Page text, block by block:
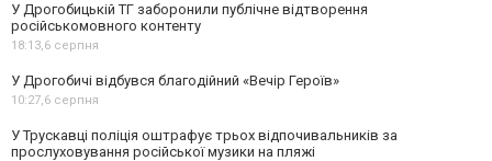
У Дрогобицькій ТГ заборонили публічне відтворення
російськомовного контенту
18:13,6 серпня
У Дрогобичі відбувся благодійний «Вечір Героїв»
10:27,6 серпня
У Трускавці поліція оштрафує трьох відпочивальників за
прослуховування російської музики на пляжі